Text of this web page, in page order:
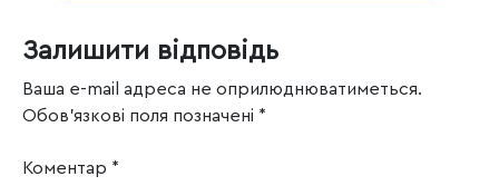
Залишити відповідь
Ваша e-mail адреса не оприлюднюватиметься.
Обов’язкові поля позначені *
Коментар *